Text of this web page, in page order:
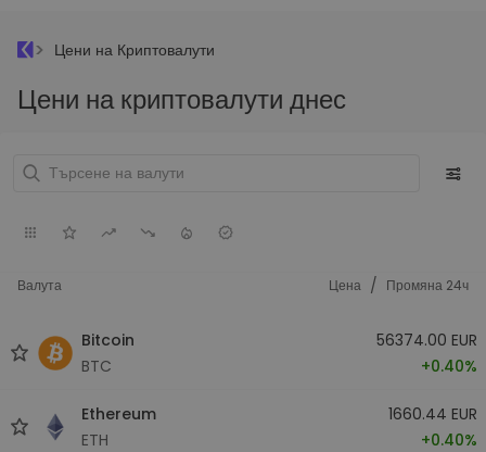
Цени на Криптовалути
Цени на криптовалути днес
Валута Цена / Промяна 24ч
Bitcoin
BTC
56374.00 EUR
+0.40%
Ethereum
ETH
1660.44 EUR
+0.40%